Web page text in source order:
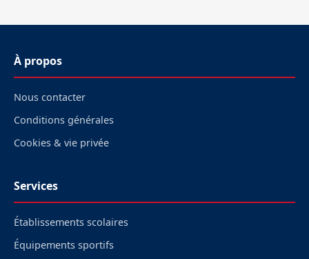
À propos
Nous contacter
Conditions générales
Cookies & vie privée
Services
Établissements scolaires
Équipements sportifs